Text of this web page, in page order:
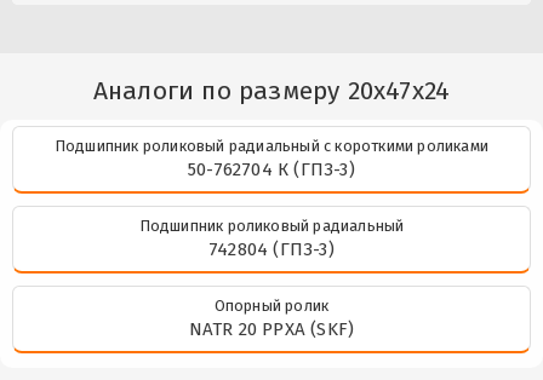
Аналоги по размеру 20x47x24
Подшипник роликовый радиальный с короткими роликами
50-762704 К (ГПЗ-3)
Подшипник роликовый радиальный
742804 (ГПЗ-3)
Опорный ролик
NATR 20 PPXA (SKF)